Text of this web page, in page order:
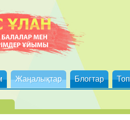
Жаңалықтар Блогтар